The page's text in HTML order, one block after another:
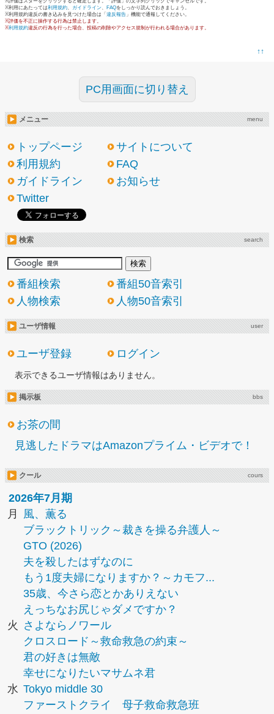
※利用にあたっては利用規約、 ガイドライン、 FAQをしっかり読んでおきましょう。
※利用規約違反の書き込みを見つけた場合は「 違反報告 」機能で通報してください。
※評価を不正に操作する行為は禁止します。
※利用規約違反の行為を行った場合、投稿の削除やアクセス規制が行われる場合があります。
↑↑
PC用画面に切り替え
メニュー menu
トップページ
サイトについて
利用規約
FAQ
ガイドライン
お知らせ
Twitter
検索 search
番組検索
番組50音索引
人物検索
人物50音索引
ユーザ情報 user
ユーザ登録 ログイン
表示できるユーザ情報はありません。
掲示板 bbs
お茶の間
見逃したドラマはAmazonプライム・ビデオで！
クール cours
2026年7月期
月
風、薫る
ブラックトリック～裁きを操る弁護人～
GTO (2026)
夫を殺したはずなのに
もう1度夫婦になりますか？～カモフ...
35歳、今さら恋とかありえない
えっちなお尻じゃダメですか？
火
さよならノワール
クロスロード～救命救急の約束～
君の好きは無敵
幸せになりたいマサムネ君
水 Tokyo middle 30
ファーストクライ 母子救命救急班